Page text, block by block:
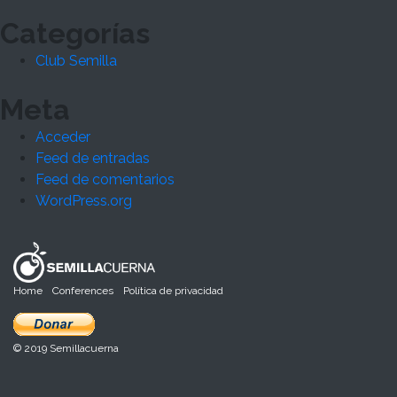
Categorías
Club Semilla
Meta
Acceder
Feed de entradas
Feed de comentarios
WordPress.org
Home Conferences Política de privacidad
© 2019 Semillacuerna